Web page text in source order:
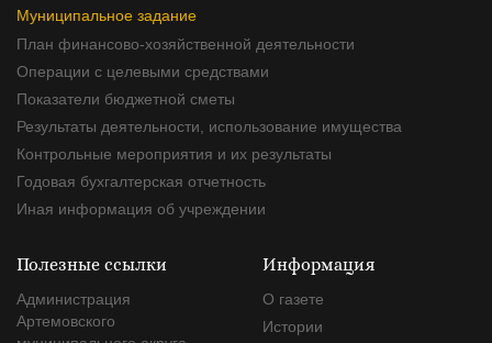
Муниципальное задание
План финансово-хозяйственной деятельности
Операции с целевыми средствами
Показатели бюджетной сметы
Результаты деятельности, использование имущества
Контрольные мероприятия и их результаты
Годовая бухгалтерская отчетность
Иная информация об учреждении
Полезные ссылки
Администрация
Артемовского
Информация
О газете
Истории